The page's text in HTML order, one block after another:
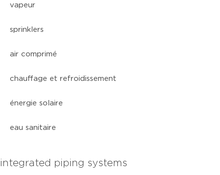
vapeur
sprinklers
air comprimé
chauffage et refroidissement
énergie solaire
eau sanitaire
integrated piping systems